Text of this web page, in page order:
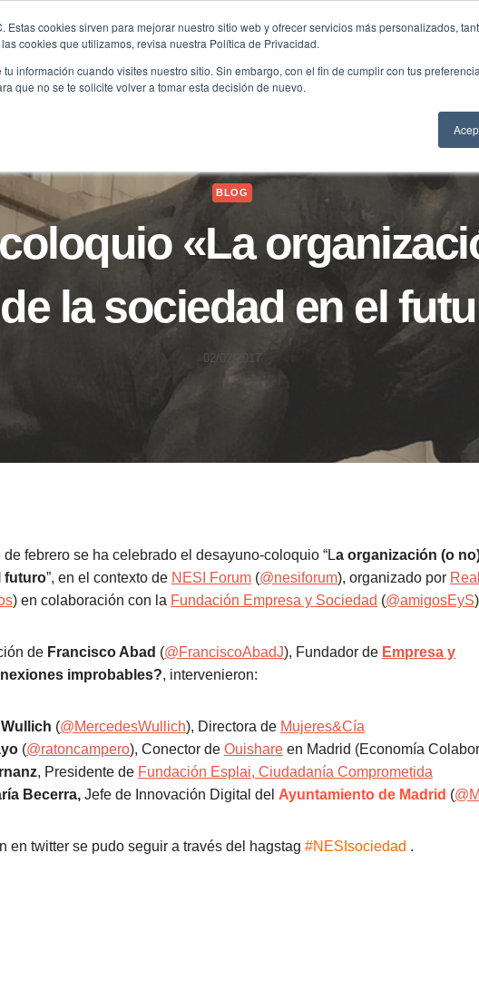
Estas cookies sirven para mejorar nuestro sitio web y ofrecer servicios más personalizados,
cookies que utilizamos, revisa nuestra Política de Privacidad.
información cuando visites nuestro sitio. Sin embargo, con el fin de cumplir con tus
que no se te solicite volver a tomar esta decisión de nuevo.
B2B FILANTROPÍA LONGEVIDAD
BLOG
«La
la sociedad en el
02/02/2017
febrero se ha celebrado el desayuno-coloquio “La organización (o
futuro”, en el contexto de NESI Forum (@nesiforum), organizado por
) en colaboración con la Fundación Empresa y Sociedad (@amigosEyS
de Francisco Abad (@FranciscoAbadJ), Fundador de Empresa y
improbables?, intervenieron:
(@MercedesWullich), Directora de Mujeres&Cía
(@ratoncampero), Conector de Ouishare en Madrid (Economía
, Presidente de Fundación Esplai, Ciudadanía Comprometida
Becerra, Jefe de Innovación Digital del Ayuntamiento de Madrid (
en twitter se pudo seguir a través del hagstag #NESIsociedad .